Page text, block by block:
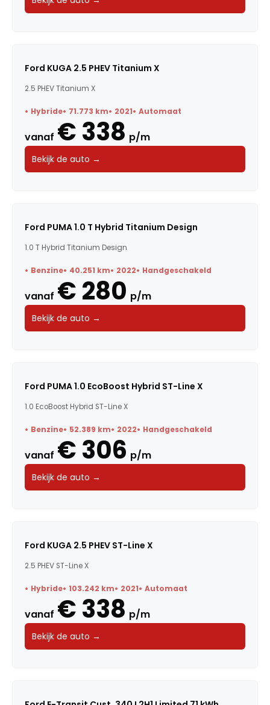
Ford KUGA 2.5 PHEV Titanium X
2.5 PHEV Titanium X
Hybride 71.773 km 2021 Automaat
vanaf € 338 p/m
Bekijk de auto →
Ford PUMA 1.0 T Hybrid Titanium Design
1.0 T Hybrid Titanium Design
Benzine 40.251 km 2022 Handgeschakeld
vanaf € 280 p/m
Bekijk de auto →
Ford PUMA 1.0 EcoBoost Hybrid ST-Line X
1.0 EcoBoost Hybrid ST-Line X
Benzine 52.389 km 2022 Handgeschakeld
vanaf € 306 p/m
Bekijk de auto →
Ford KUGA 2.5 PHEV ST-Line X
2.5 PHEV ST-Line X
Hybride 103.242 km 2021 Automaat
vanaf € 338 p/m
Bekijk de auto →